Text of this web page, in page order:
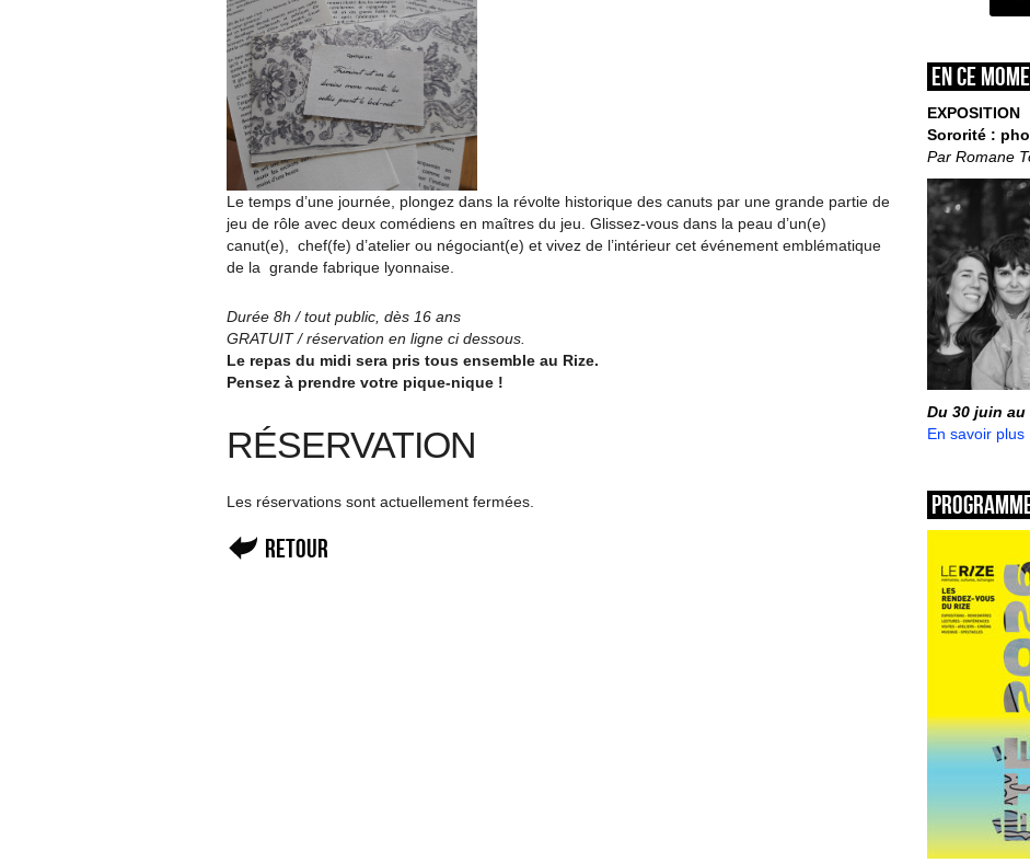
Le temps d’une journée, plongez dans la révolte historique des canuts par une grande partie de
jeu de rôle avec deux comédiens en maîtres du jeu. Glissez-vous dans la peau d’un(e)
canut(e), chef(fe) d’atelier ou négociant(e) et vivez de l’intérieur cet événement emblématique
de la grande fabrique lyonnaise.
Durée 8h / tout public, dès 16 ans
GRATUIT / réservation en ligne ci dessous.
Le repas du midi sera pris tous ensemble au Rize.
Pensez à prendre votre pique-nique !
RÉSERVATION
Les réservations sont actuellement fermées.
Retour
En ce
EXPOSITION
Sororité :
Par Romane
Du 30 juin au
En savoir plus